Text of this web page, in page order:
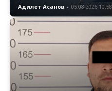
Адилет Асанов - 05.08.2026 10:58